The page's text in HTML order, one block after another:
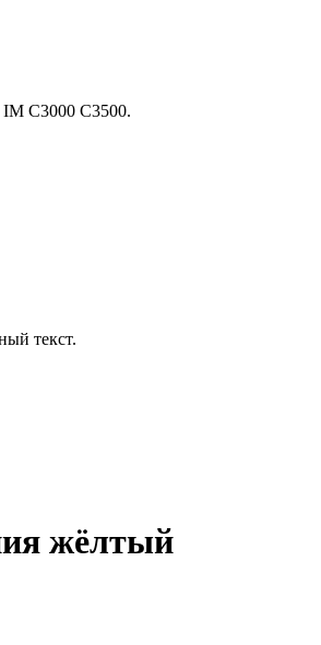
C3000 С3500.
текст.
жёлтый